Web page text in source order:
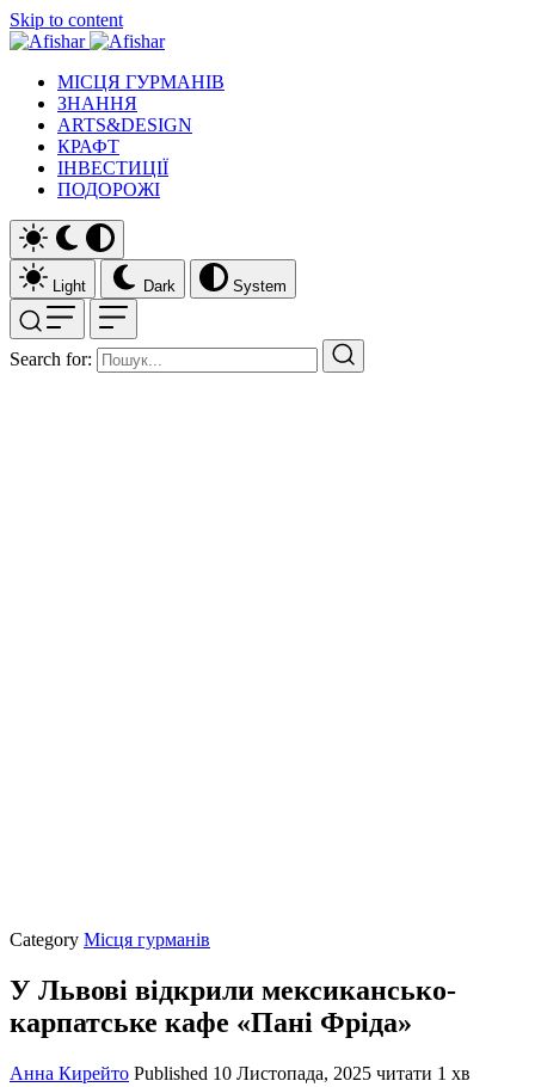
Skip to content
МІСЦЯ ГУРМАНІВ
ЗНАННЯ
ARTS&DESIGN
КРАФТ
ІНВЕСТИЦІЇ
ПОДОРОЖІ
Light Dark System
Search for:
Category Місця гурманів
У Львові відкрили мексикансько-
карпатське кафе «Пані Фріда»
Анна Кирейто Published 10 Листопада, 2025 читати 1 хв